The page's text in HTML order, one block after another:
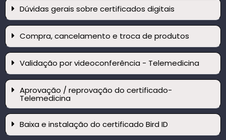
Dúvidas gerais sobre certificados digitais
Compra, cancelamento e troca de produtos
Validação por videoconferência - Telemedicina
Aprovação / reprovação do certificado-
Telemedicina
Baixa e instalação do certificado Bird ID